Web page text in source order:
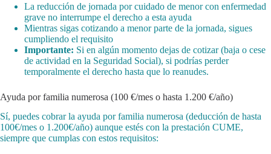
La reducción de jornada por cuidado de menor con enfermedad
grave no interrumpe el derecho a esta ayuda
Mientras sigas cotizando a menor parte de la jornada, sigues
cumpliendo el requisito
Importante: Si en algún momento dejas de cotizar (baja o cese
de actividad en la Seguridad Social), si podrías perder
temporalmente el derecho hasta que lo reanudes.
Ayuda por familia numerosa (100 €/mes o hasta 1.200 €/año)
Sí, puedes cobrar la ayuda por familia numerosa (deducción de hasta
100€/mes o 1.200€/año) aunque estés con la prestación CUME,
siempre que cumplas con estos requisitos: